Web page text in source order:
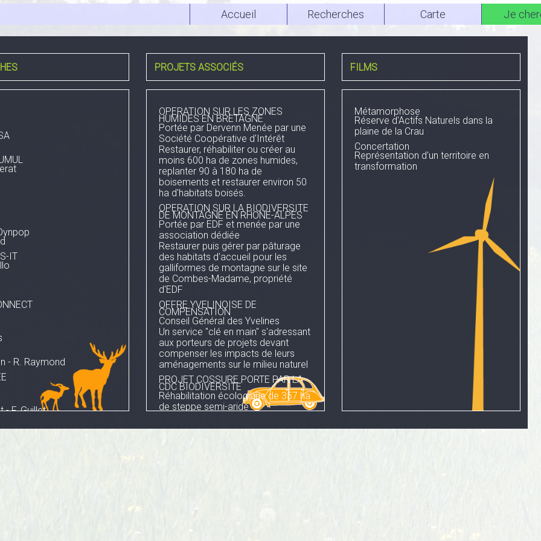
IT
- R. Raymond
- F. Guillet
- C. Canturias-
PROJETS ASSOCIÉS
OPERATION SUR LES ZONES
HUMIDES EN BRETAGNE
Portée par Dervenn Menée par une
Société Coopérative d'Intérêt
Restaurer, réhabiliter ou créer au
moins 600 ha de zones humides,
replanter 90 à 180 ha de
boisements et restaurer environ 50
ha d'habitats boisés.
OPERATION SUR LA BIODIVERSITE
DE MONTAGNE EN RHONE-ALPES
Portée par EDF et menée par une
association dédiée
Restaurer puis gérer par pâturage
des habitats d'accueil pour les
galliformes de montagne sur le site
de Combes-Madame, propriété
d'EDF
OFFRE YVELINOISE DE
COMPENSATION
Conseil Général des Yvelines
Un service "clé en main" s'adressant
aux porteurs de projets devant
compenser les impacts de leurs
aménagements sur le milieu naturel
PROJET COSSURE PORTE PAR LA
CDC BIODIVERSITE
Réhabilitation écologique de 357 ha
de steppe semi-aride
Crau, suivi scientifique et gestion sur
FILMS
Métamorphose
Réserve d'Actifs Naturels dans la
plaine de la Crau
Concertation
Représentation d'un territoire en
transformation
Accueil Recherches Carte Je